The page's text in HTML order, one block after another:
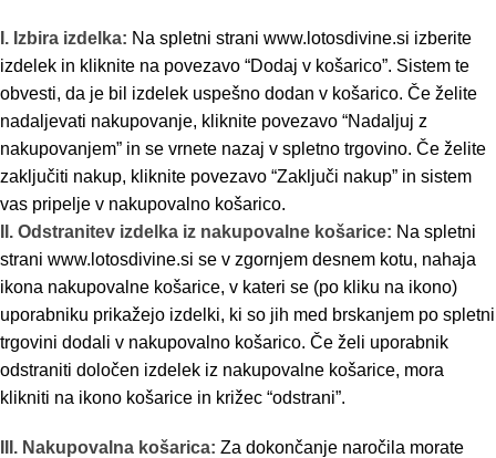
I. Izbira izdelka: Na spletni strani www.lotosdivine.si izberite
izdelek in kliknite na povezavo “Dodaj v košarico”. Sistem te
obvesti, da je bil izdelek uspešno dodan v košarico. Če želite
nadaljevati nakupovanje, kliknite povezavo “Nadaljuj z
nakupovanjem” in se vrnete nazaj v spletno trgovino. Če želite
zaključiti nakup, kliknite povezavo “Zaključi nakup” in sistem
vas pripelje v nakupovalno košarico.
II. Odstranitev izdelka iz nakupovalne košarice: Na spletni
strani www.lotosdivine.si se v zgornjem desnem kotu, nahaja
ikona nakupovalne košarice, v kateri se (po kliku na ikono)
uporabniku prikažejo izdelki, ki so jih med brskanjem po spletni
trgovini dodali v nakupovalno košarico. Če želi uporabnik
odstraniti določen izdelek iz nakupovalne košarice, mora
klikniti na ikono košarice in križec “odstrani”.
III. Nakupovalna košarica: Za dokončanje naročila morate